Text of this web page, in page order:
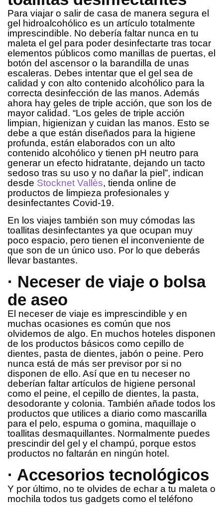
Para viajar o salir de casa de manera segura el
gel hidroalcohólico es un artículo totalmente
imprescindible. No debería faltar nunca en tu
maleta el gel para poder desinfectarte tras tocar
elementos públicos como manillas de puertas, el
botón del ascensor o la barandilla de unas
escaleras. Debes intentar que el gel sea de
calidad y con alto contenido alcohólico para la
correcta desinfección de las manos. Además
ahora hay geles de triple acción, que son los de
mayor calidad. “Los geles de triple acción
limpian, higienizan y cuidan las manos. Esto se
debe a que están diseñados para la higiene
profunda, están elaborados con un alto
contenido alcohólico y tienen pH neutro para
generar un efecto hidratante, dejando un tacto
sedoso tras su uso y no dañar la piel”, indican
desde Stocknet Vallès, tienda online de
productos de limpieza profesionales y
desinfectantes Covid-19.
En los viajes también son muy cómodas las
toallitas desinfectantes ya que ocupan muy
poco espacio, pero tienen el inconveniente de
que son de un único uso. Por lo que deberás
llevar bastantes.
· Neceser de viaje o bolsa
de aseo
El neceser de viaje es imprescindible y en
muchas ocasiones es común que nos
olvidemos de algo. En muchos hoteles disponen
de los productos básicos como cepillo de
dientes, pasta de dientes, jabón o peine. Pero
nunca está de más ser previsor por si no
disponen de ello. Así que en tu neceser no
deberían faltar artículos de higiene personal
como el peine, el cepillo de dientes, la pasta,
desodorante y colonia. También añade todos los
productos que utilices a diario como mascarilla
para el pelo, espuma o gomina, maquillaje o
toallitas desmaquillantes. Normalmente puedes
prescindir del gel y el champú, porque estos
productos no faltarán en ningún hotel.
· Accesorios tecnológicos
Y por último, no te olvides de echar a tu maleta o
mochila todos tus gadgets como el teléfono